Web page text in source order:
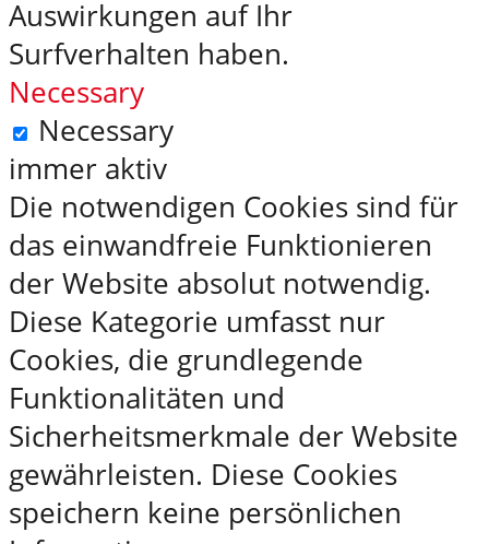
Auswirkungen auf Ihr
Surfverhalten haben.
Necessary
Necessary
immer aktiv
Die notwendigen Cookies sind für
das einwandfreie Funktionieren
der Website absolut notwendig.
Diese Kategorie umfasst nur
Cookies, die grundlegende
Funktionalitäten und
Sicherheitsmerkmale der Website
gewährleisten. Diese Cookies
speichern keine persönlichen